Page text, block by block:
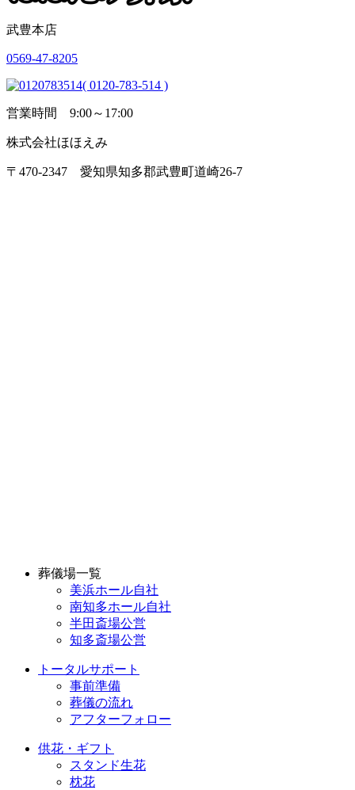
武豊本店
0569-47-8205
( 0120-783-514 )
営業時間 9:00～17:00
株式会社ほほえみ
〒470-2347 愛知県知多郡武豊町道崎26-7
葬儀場一覧
美浜ホール自社
南知多ホール自社
半田斎場公営
知多斎場公営
トータルサポート
事前準備
葬儀の流れ
アフターフォロー
供花・ギフト
スタンド生花
枕花